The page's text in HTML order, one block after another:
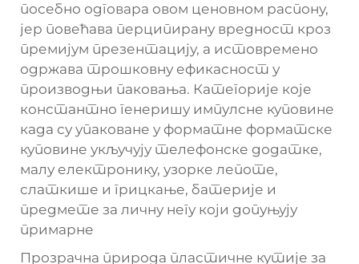
посебно одговара овом ценовном распону,
јер повећава перципирану вредност кроз
премијум презентацију, а истовремено
одржава трошковну ефикасност у
производњи паковања. Категорије које
константно генеришу импулсне куповине
када су упаковане у форматне форматске
куповине укључују телефонске додатке,
малу електронику, узорке лепоте,
слаткише и грицкање, батерије и
предмете за личну негу који допуњују
примарне
Прозрачна природа пластичне кутије за